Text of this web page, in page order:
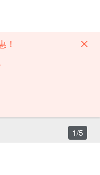
！
1/5